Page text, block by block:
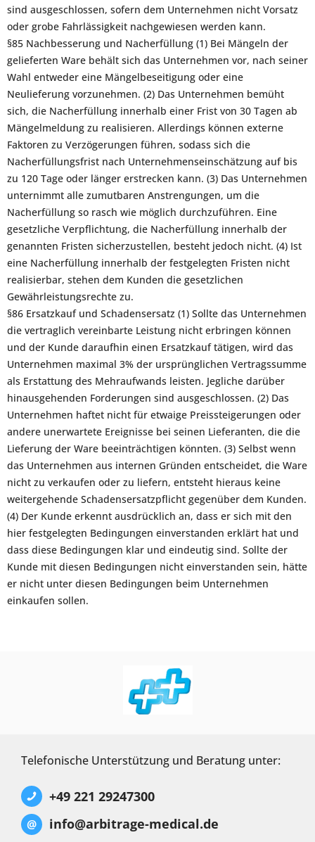
sind ausgeschlossen, sofern dem Unternehmen nicht Vorsatz
oder grobe Fahrlässigkeit nachgewiesen werden kann.
§85 Nachbesserung und Nacherfüllung (1) Bei Mängeln der
gelieferten Ware behält sich das Unternehmen vor, nach seiner
Wahl entweder eine Mängelbeseitigung oder eine
Neulieferung vorzunehmen. (2) Das Unternehmen bemüht
sich, die Nacherfüllung innerhalb einer Frist von 30 Tagen ab
Mängelmeldung zu realisieren. Allerdings können externe
Faktoren zu Verzögerungen führen, sodass sich die
Nacherfüllungsfrist nach Unternehmenseinschätzung auf bis
zu 120 Tage oder länger erstrecken kann. (3) Das Unternehmen
unternimmt alle zumutbaren Anstrengungen, um die
Nacherfüllung so rasch wie möglich durchzuführen. Eine
gesetzliche Verpflichtung, die Nacherfüllung innerhalb der
genannten Fristen sicherzustellen, besteht jedoch nicht. (4) Ist
eine Nacherfüllung innerhalb der festgelegten Fristen nicht
realisierbar, stehen dem Kunden die gesetzlichen
Gewährleistungsrechte zu.
§86 Ersatzkauf und Schadensersatz (1) Sollte das Unternehmen
die vertraglich vereinbarte Leistung nicht erbringen können
und der Kunde daraufhin einen Ersatzkauf tätigen, wird das
Unternehmen maximal 3% der ursprünglichen Vertragssumme
als Erstattung des Mehraufwands leisten. Jegliche darüber
hinausgehenden Forderungen sind ausgeschlossen. (2) Das
Unternehmen haftet nicht für etwaige Preissteigerungen oder
andere unerwartete Ereignisse bei seinen Lieferanten, die die
Lieferung der Ware beeinträchtigen könnten. (3) Selbst wenn
das Unternehmen aus internen Gründen entscheidet, die Ware
nicht zu verkaufen oder zu liefern, entsteht hieraus keine
weitergehende Schadensersatzpflicht gegenüber dem Kunden.
(4) Der Kunde erkennt ausdrücklich an, dass er sich mit den
hier festgelegten Bedingungen einverstanden erklärt hat und
dass diese Bedingungen klar und eindeutig sind. Sollte der
Kunde mit diesen Bedingungen nicht einverstanden sein, hätte
er nicht unter diesen Bedingungen beim Unternehmen
einkaufen sollen.
Telefonische Unterstützung und Beratung unter:
+49 221 29247300
@ info@arbitrage-medical.de